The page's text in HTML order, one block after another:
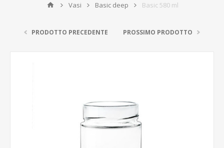
Vasi Basic deep Basic 580 ml
PRODOTTO PRECEDENTE PROSSIMO PRODOTTO